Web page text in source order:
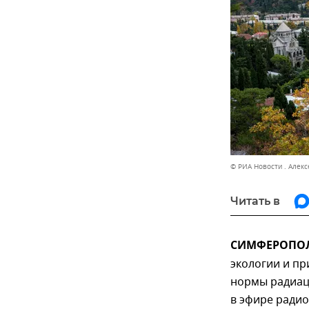
© РИА Новости .
Читать в
экологии и
нормы
в эфире